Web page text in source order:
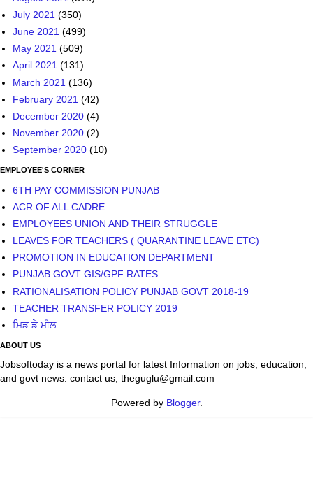
July 2021 (350)
June 2021 (499)
May 2021 (509)
April 2021 (131)
March 2021 (136)
February 2021 (42)
December 2020 (4)
November 2020 (2)
September 2020 (10)
EMPLOYEE'S CORNER
6TH PAY COMMISSION PUNJAB
ACR OF ALL CADRE
EMPLOYEES UNION AND THEIR STRUGGLE
LEAVES FOR TEACHERS ( QUARANTINE LEAVE ETC)
PROMOTION IN EDUCATION DEPARTMENT
PUNJAB GOVT GIS/GPF RATES
RATIONALISATION POLICY PUNJAB GOVT 2018-19
TEACHER TRANSFER POLICY 2019
ਮਿਡ ਡੇ ਮੀਲ
ABOUT US
Jobsoftoday is a news portal for latest Information on jobs, education,
and govt news. contact us; theguglu@gmail.com
Powered by Blogger.